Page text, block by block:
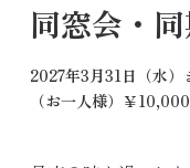
同窓会・
2027年3月31日（水）
（お一人様）￥